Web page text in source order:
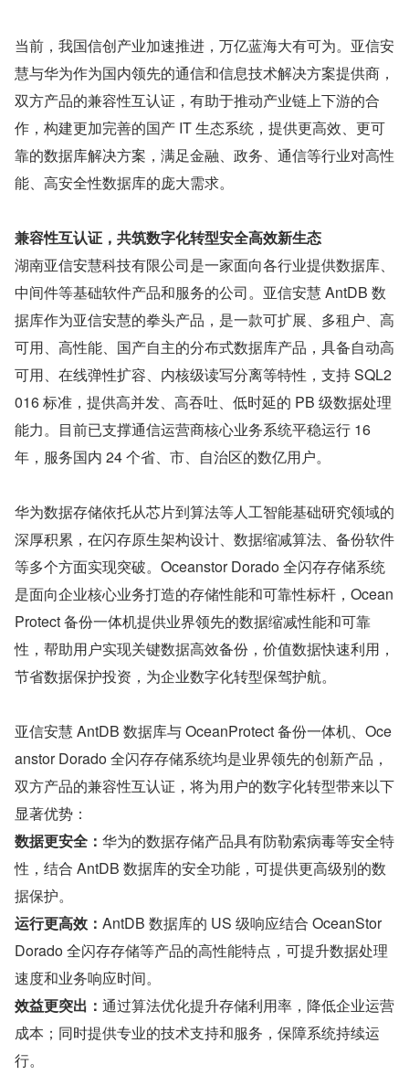
当前，我国信创产业加速推进，万亿蓝海大有可为。亚信安
慧与华为作为国内领先的通信和信息技术解决方案提供商，
双方产品的兼容性互认证，有助于推动产业链上下游的合
作，构建更加完善的国产 IT 生态系统，提供更高效、更可
靠的数据库解决方案，满足金融、政务、通信等行业对高性
能、高安全性数据库的庞大需求。
兼容性互认证，共筑数字化转型安全高效新生态
湖南亚信安慧科技有限公司是一家面向各行业提供数据库、
中间件等基础软件产品和服务的公司。亚信安慧 AntDB 数
据库作为亚信安慧的拳头产品，是一款可扩展、多租户、高
可用、高性能、国产自主的分布式数据库产品，具备自动高
可用、在线弹性扩容、内核级读写分离等特性，支持 SQL2
016 标准，提供高并发、高吞吐、低时延的 PB 级数据处理
能力。目前已支撑通信运营商核心业务系统平稳运行 16
年，服务国内 24 个省、市、自治区的数亿用户。
华为数据存储依托从芯片到算法等人工智能基础研究领域的
深厚积累，在闪存原生架构设计、数据缩减算法、备份软件
等多个方面实现突破。Oceanstor Dorado 全闪存存储系统
是面向企业核心业务打造的存储性能和可靠性标杆，Ocean
Protect 备份一体机提供业界领先的数据缩减性能和可靠
性，帮助用户实现关键数据高效备份，价值数据快速利用，
节省数据保护投资，为企业数字化转型保驾护航。
亚信安慧 AntDB 数据库与 OceanProtect 备份一体机、Oce
anstor Dorado 全闪存存储系统均是业界领先的创新产品，
双方产品的兼容性互认证，将为用户的数字化转型带来以下
显著优势：
数据更安全： 华为的数据存储产品具有防勒索病毒等安全特
性，结合 AntDB 数据库的安全功能，可提供更高级别的数
据保护。
运行更高效： AntDB 数据库的 US 级响应结合 OceanStor
Dorado 全闪存存储等产品的高性能特点，可提升数据处理
速度和业务响应时间。
效益更突出： 通过算法优化提升存储利用率，降低企业运营
成本；同时提供专业的技术支持和服务，保障系统持续运
行。